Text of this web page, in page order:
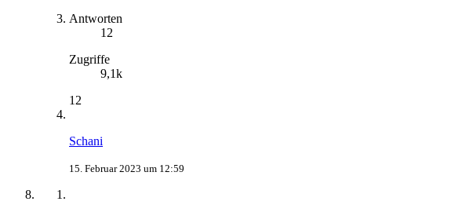
Antworten
12
Zugriffe
9,1k
12
Schani
15. Februar 2023 um 12:59